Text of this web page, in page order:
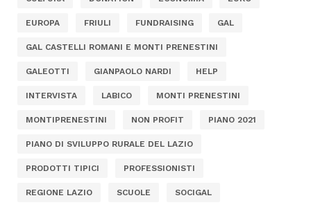
EUROPA FRIULI FUNDRAISING GAL
GAL CASTELLI ROMANI E MONTI PRENESTINI
GALEOTTI GIANPAOLO NARDI HELP
INTERVISTA LABICO MONTI PRENESTINI
MONTIPRENESTINI NON PROFIT PIANO 2021
PIANO DI SVILUPPO RURALE DEL LAZIO
PRODOTTI TIPICI PROFESSIONISTI
REGIONE LAZIO SCUOLE SOCIGAL